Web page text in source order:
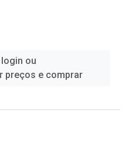
ou
preços e comprar